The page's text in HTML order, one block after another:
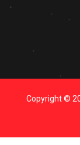
Copyright ©